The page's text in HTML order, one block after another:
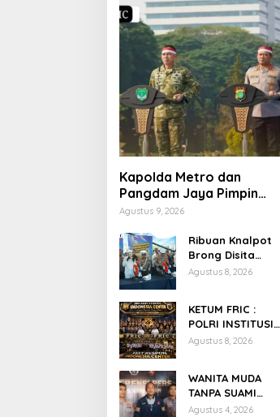
Kapolda Metro dan
Pangdam Jaya Pimpin
Apel Kebangsaan Jaga
Agustus 9, 2026
Ribuan Knalpot
Brong Disita
Polisi, Gubernur
Kompensasi
Knalpot Standar
Agustus 8, 2026
KETUM FRIC :
POLRI INSTITUSI
MENJUNJUNG
TERHADAP
ANGGOTA YANG
MELAKUKAN
Agustus 8, 2026
WANITA MUDA
TANPA SUAMI
BUANG BAYI USAI
Agustus 4, 2026